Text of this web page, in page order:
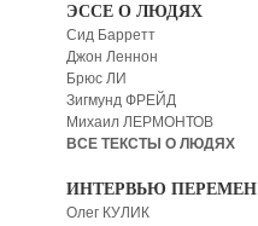
ЭССЕ О ЛЮДЯХ
Сид Барретт
Джон Леннон
Брюс ЛИ
Зигмунд ФРЕЙД
Михаил ЛЕРМОНТОВ
ВСЕ ТЕКСТЫ О ЛЮДЯХ
ИНТЕРВЬЮ ПЕРЕМЕН
Олег КУЛИК